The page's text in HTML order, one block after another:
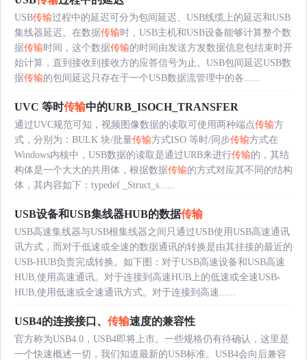
USB传输过程中的延迟可分为包间延迟、USB线缆上的延迟和USB
集线器延迟。在数据传输时，USB主机和USB设备能够计算整个数
据传输时间，这个数据传输的时间由发送方发数据信息包结束时开
始计算，直到接收到接收方的应答信号为止。USB包间延迟USB数
据传输的包间延迟只存在于一个USB数据流管理中的各......
UVC 等时传输中的URB_ISOCH_TRANSFER
通过UVC规范可知，视频图像数据的读取可使用两种端点传输方
式，分别为：BULK 块/批量传输方式ISO 等时/同步传输方式在
Windows内核中，USB数据的读取是通过URB来进行传输的，其结
构体是一个大大的共用体，根据数据传输的方式对应其不同的结构
体，其内容如下：typedef _Struct_s......
USB设备和USB集线器HUB的数据传输
USB高速集线器与USB根集线器之间只通过USB使用USB高速通讯
讯方式，而对于低速或全速的数据通讯的转换是由其挂接的最近的
USB-HUB负责完成转换。如下图：对于USB高速设备和USB高速
HUB,使用高速通讯。对于连接到高速HUB上的低速或全速USB-
HUB,使用低速或全速通讯方式。对于连接到高速......
USB4的连接接口、 传输速度的兼容性
官方称为USB4.0，USB4即将上市。一些规格仍有待确认，这里是
一个快速概述一切，我们知道最新的USB标准。USB4会向后兼容